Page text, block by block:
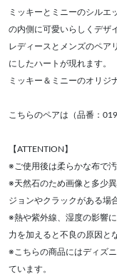
ミッキーとミニーのシルエ
の内側に可愛いらしくデザ
レディースとメンズのペア
にしたハートが現れます。
ミッキー＆ミニーのオリジ
こちらのペアは（品番：
【ATTENTION】
※ご使用後は柔らかな布で
※天然石のため画像と多少
ジョンやクラックがある場
※熱や紫外線、湿度の影響
力を加えると不良の原因と
※こちらの商品にはディズ
ています。